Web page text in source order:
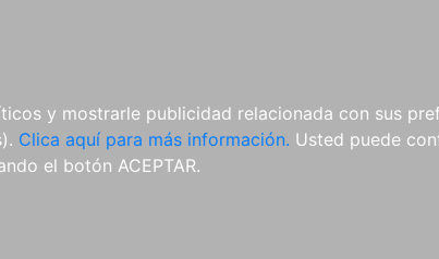
y mostrarle publicidad relacionada con sus
Clica aquí para más información. Usted puede
el botón ACEPTAR.
REVISTAS
CDS Y
DVDS
MATERIAL
COMPLEMENTARIO